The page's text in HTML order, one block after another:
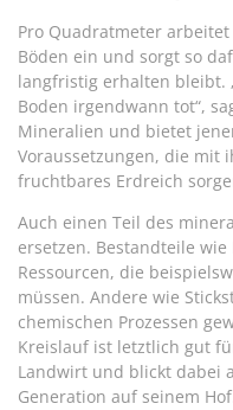
Pro Quadratmeter
Böden ein und sorgt so
langfristig erhalten bleibt.
Boden irgendwann tot“,
Mineralien und bietet
Voraussetzungen, die mit
fruchtbares Erdreich
Auch einen Teil des
ersetzen. Bestandteile
Ressourcen, die
müssen. Andere wie
chemischen Prozessen
Kreislauf ist letztlich gut
Landwirt und blickt dabei
Generation auf seinem